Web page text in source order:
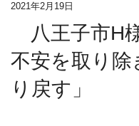
2021年2月19日
八王子市H
不安を取り除
り戻す」